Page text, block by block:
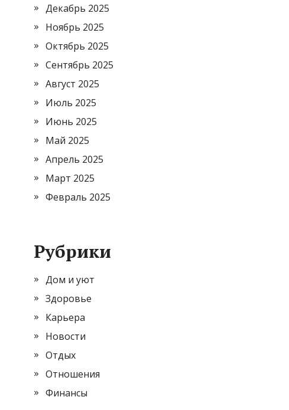
Декабрь 2025
Ноябрь 2025
Октябрь 2025
Сентябрь 2025
Август 2025
Июль 2025
Июнь 2025
Май 2025
Апрель 2025
Март 2025
Февраль 2025
Рубрики
Дом и уют
Здоровье
Карьера
Новости
Отдых
Отношения
Финансы